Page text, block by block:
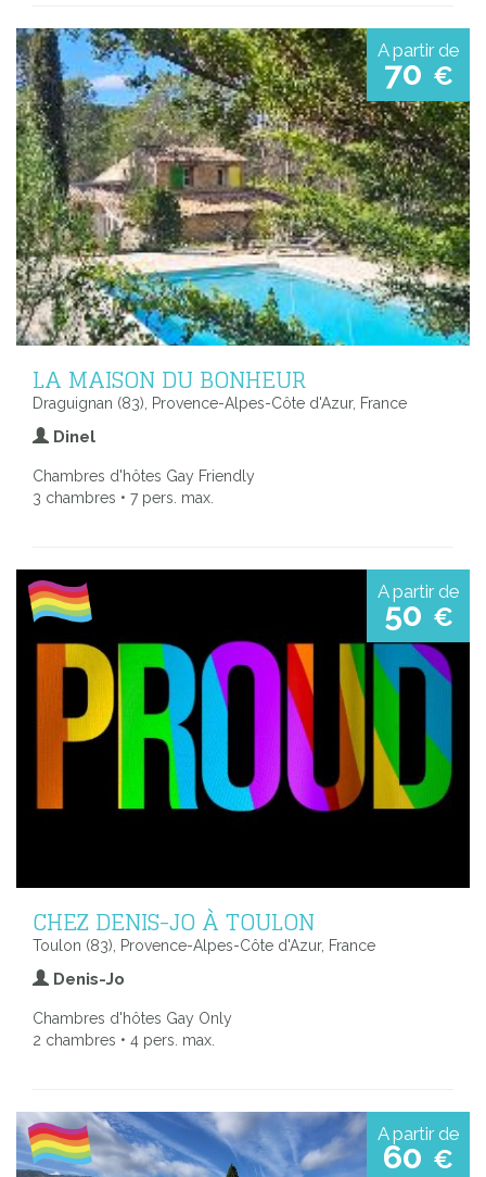
A partir de
70 €
LA MAISON DU BONHEUR
Draguignan (83), Provence-Alpes-Côte d'Azur, France
Dinel
Chambres d'hôtes Gay Friendly
3 chambres • 7 pers. max.
A partir de
50 €
CHEZ DENIS-JO À TOULON
Toulon (83), Provence-Alpes-Côte d'Azur, France
Denis-Jo
Chambres d'hôtes Gay Only
2 chambres • 4 pers. max.
A partir de
60 €